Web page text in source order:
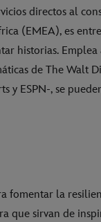
directos al
(EMEA), es
historias. Emplea
de The Walt
y ESPN-, se
fomentar la
que sirvan de